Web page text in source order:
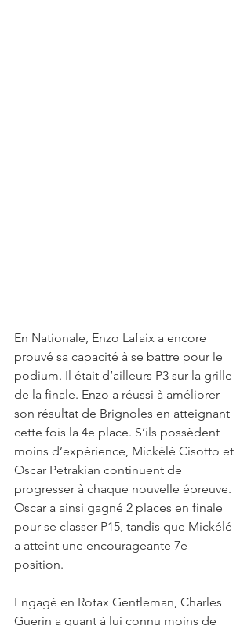
En Nationale, Enzo Lafaix a encore
prouvé sa capacité à se battre pour le
podium. Il était d’ailleurs P3 sur la grille
de la finale. Enzo a réussi à améliorer
son résultat de Brignoles en atteignant
cette fois la 4e place. S’ils possèdent
moins d’expérience, Mickélé Cisotto et
Oscar Petrakian continuent de
progresser à chaque nouvelle épreuve.
Oscar a ainsi gagné 2 places en finale
pour se classer P15, tandis que Mickélé
a atteint une encourageante 7e
position.
Engagé en Rotax Gentleman, Charles
Guerin a quant à lui connu moins de